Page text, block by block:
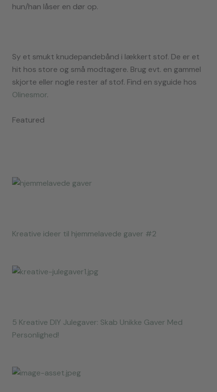
hun/han låser en dør op.
Sy et smukt knudepandebånd i lækkert stof. De er et
hit hos store og små modtagere. Brug evt. en gammel
skjorte eller nogle rester af stof. Find en syguide hos
Olinesmor.
Featured
Kreative ideer til hjemmelavede gaver #2
5 Kreative DIY Julegaver: Skab Unikke Gaver Med
Personlighed!